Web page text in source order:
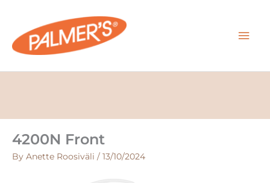
content
4200N Front
By Anette Roosiväli / 13/10/2024